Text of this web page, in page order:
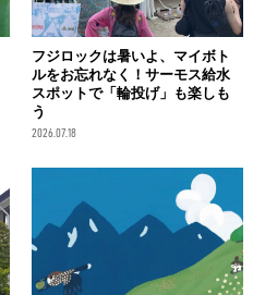
フジロックは暑いよ、マイボト
ルをお忘れなく！サーモス給水
スポットで「輪投げ」も楽しも
う
2026.07.18